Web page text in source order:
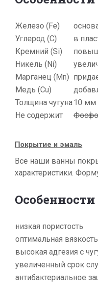
Железо (Fe)
Углерод (C)
в
Кремний (Si)
Никель (Ni)
Марганец (Mn)
Медь (Cu)
Толщина чугуна10 мм
Не содержит
Покрытие и эмаль
Все наши ванны
характеристики.
низкая пористость
оптимальная вязкость
высокая адгезия с
увеличенный срок
антибактериальное